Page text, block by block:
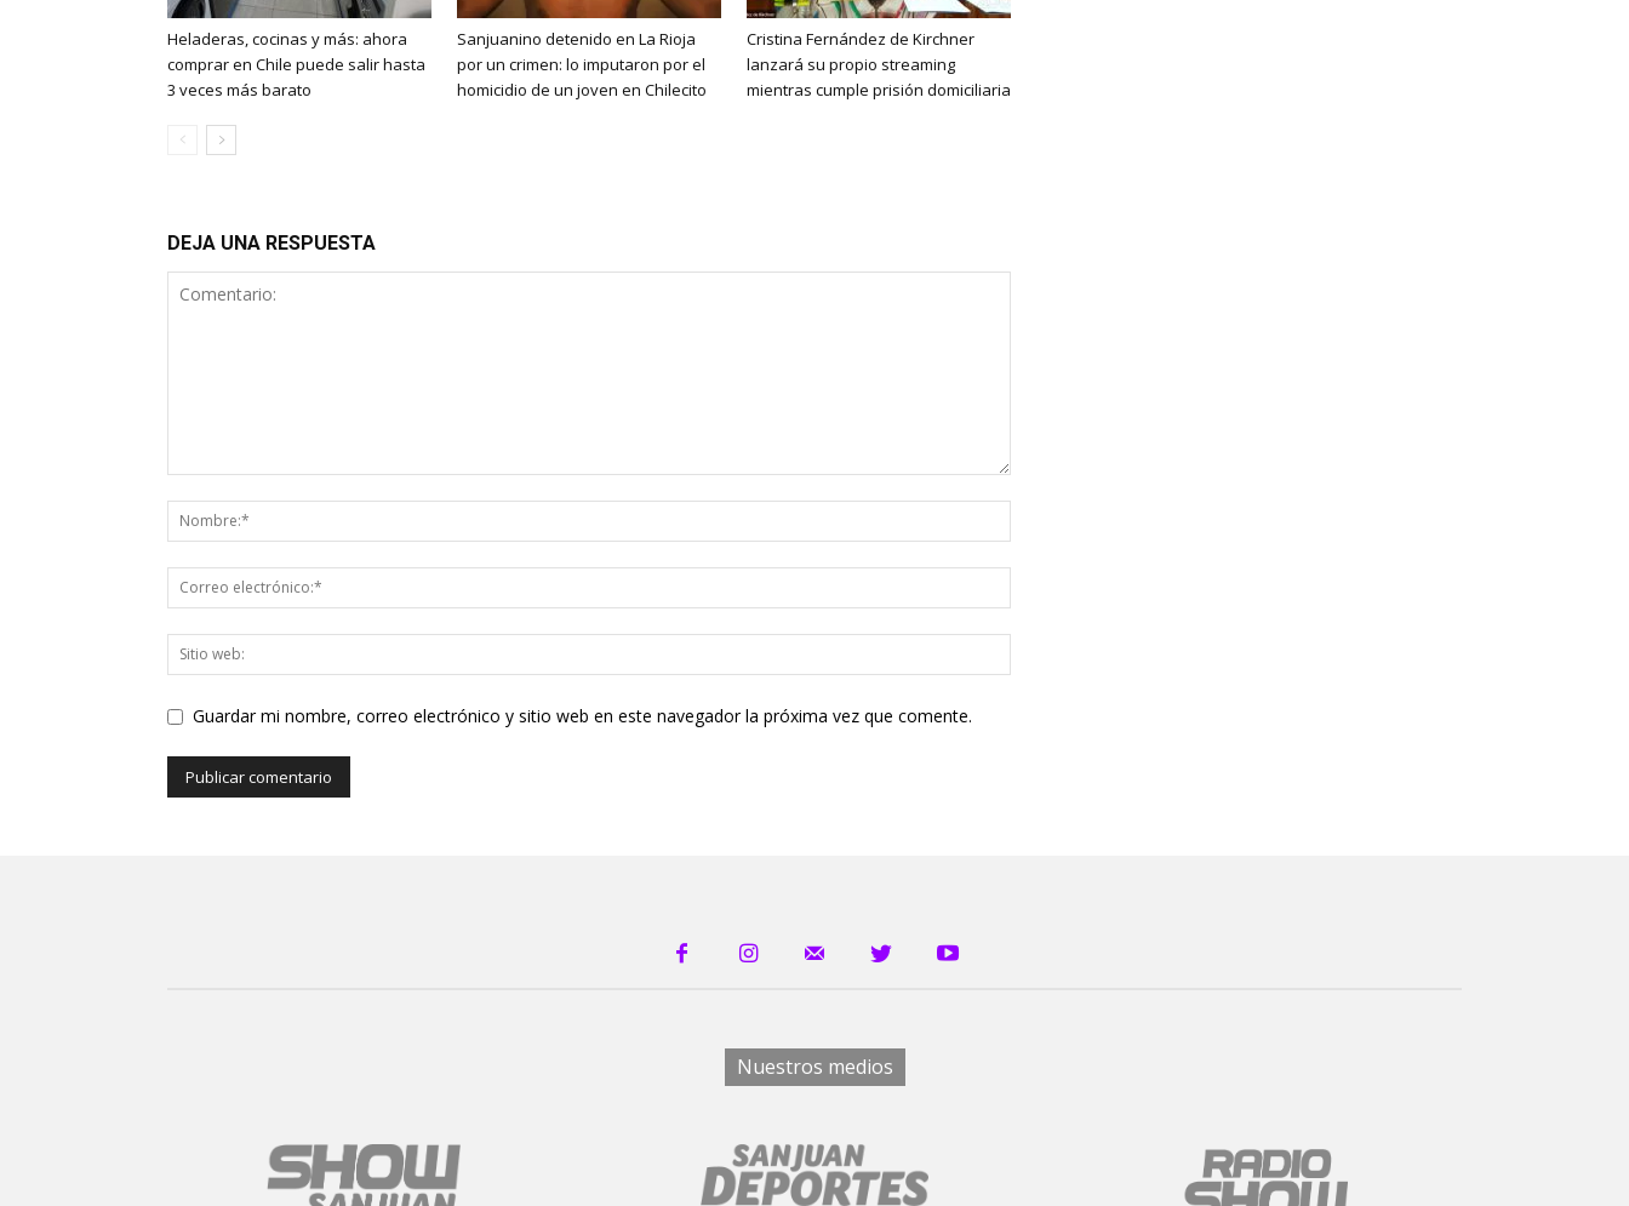
Heladeras, cocinas y más: ahora
comprar en Chile puede salir hasta
3 veces más barato
Sanjuanino detenido en La Rioja
por un crimen: lo imputaron por el
homicidio de un joven en Chilecito
Cristina Fernández de Kirchner
lanzará su propio streaming
mientras cumple prisión domiciliaria
DEJA UNA RESPUESTA
Guardar mi nombre, correo electrónico y sitio web en este navegador la próxima vez que comente.
Nuestros medios